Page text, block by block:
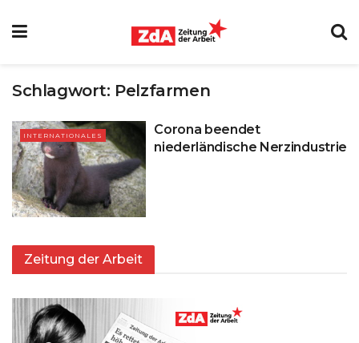
Schlagwort: Pelzfarmen
INTERNATIONALES
Corona beendet
niederländische Nerzindustrie
Zeitung der Arbeit